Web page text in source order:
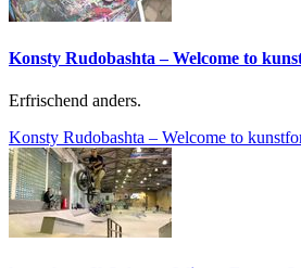
Konsty Rudobashta – Welcome to
Erfrischend anders.
Konsty Rudobashta – Welcome to